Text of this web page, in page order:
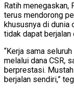
Ratih menegaskan,
terus mendorong
khususnya di dunia
tidak dapat
“Kerja sama
melalui dana CSR,
berprestasi.
berjalan sendiri,”